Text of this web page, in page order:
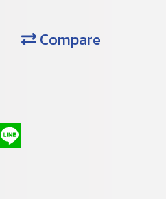
Compare